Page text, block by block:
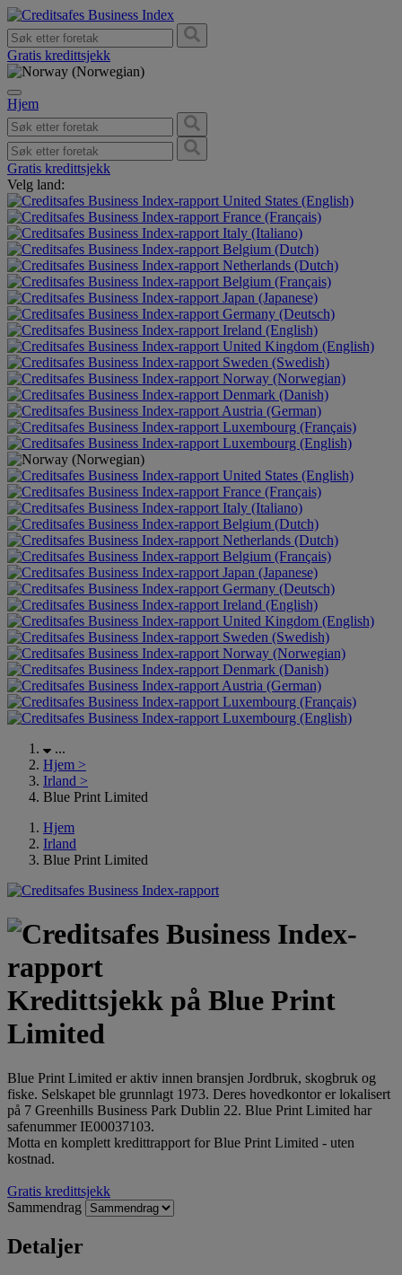
Gratis kredittsjekk
Hjem
Gratis kredittsjekk
Velg land:
United States (English)
France (Français)
Italy (Italiano)
Belgium (Dutch)
Netherlands (Dutch)
Belgium (Français)
Japan (Japanese)
Germany (Deutsch)
Ireland (English)
United Kingdom (English)
Sweden (Swedish)
Norway (Norwegian)
Denmark (Danish)
Austria (German)
Luxembourg (Français)
Luxembourg (English)
United States (English)
France (Français)
Italy (Italiano)
Belgium (Dutch)
Netherlands (Dutch)
Belgium (Français)
Japan (Japanese)
Germany (Deutsch)
Ireland (English)
United Kingdom (English)
Sweden (Swedish)
Norway (Norwegian)
Denmark (Danish)
Austria (German)
Luxembourg (Français)
Luxembourg (English)
...
Hjem >
Irland >
Blue Print Limited
Hjem
Irland
Blue Print Limited
Kredittsjekk på Blue Print
Limited
Blue Print Limited er aktiv innen bransjen Jordbruk, skogbruk og
fiske. Selskapet ble grunnlagt 1973. Deres hovedkontor er lokalisert
på 7 Greenhills Business Park Dublin 22. Blue Print Limited har
safenummer IE00037103.
Motta en komplett kredittrapport for Blue Print Limited - uten
kostnad.
Gratis kredittsjekk
Sammendrag
Detaljer